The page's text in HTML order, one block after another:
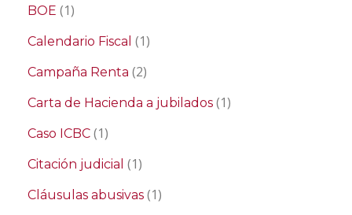
BOE (1)
Calendario Fiscal (1)
Campaña Renta (2)
Carta de Hacienda a jubilados (1)
Caso ICBC (1)
Citación judicial (1)
Cláusulas abusivas (1)